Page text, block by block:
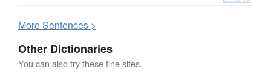
MoreSentences >
Other Dictionaries
You can also try these fine sites.